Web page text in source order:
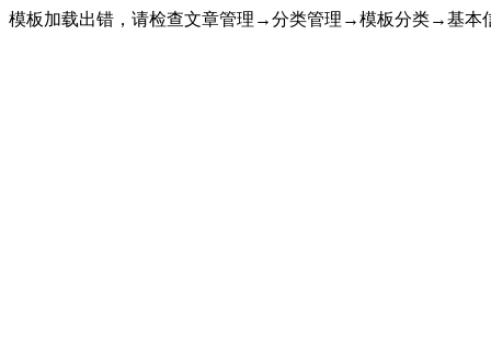
模板加载出错，请检查文章管理→分类管理→模板分类→基本